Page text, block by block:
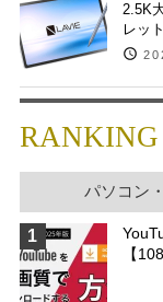
2.5K
レッ
RANKING
パソコン
1
【